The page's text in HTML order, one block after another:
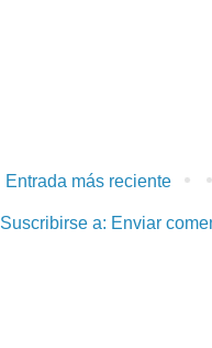
Entrada más reciente
Suscribirse a: Enviar